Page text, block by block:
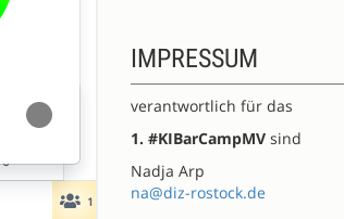
IMPRESSUM
verantwortlich für das
1. #KIBarCampMVsind
Nadja Arp
na@diz-rostock.de